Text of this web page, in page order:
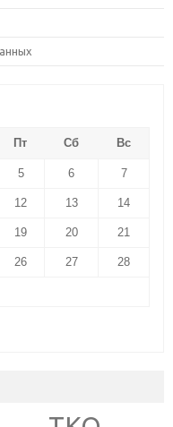
Пт Сб Вс
5 6 7
12 13 14
19 20 21
26 27 28